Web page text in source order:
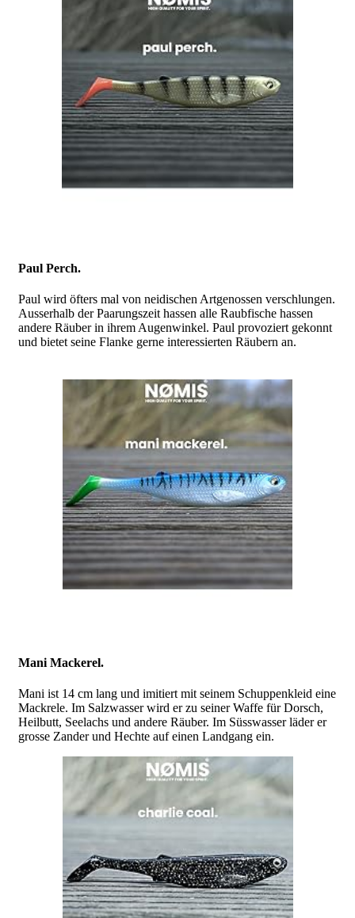
Paul Perch.
Paul wird öfters mal von neidischen Artgenossen verschlungen.
Ausserhalb der Paarungszeit hassen alle Raubfische hassen
andere Räuber in ihrem Augenwinkel. Paul provoziert gekonnt
und bietet seine Flanke gerne interessierten Räubern an.
Mani Mackerel.
Mani ist 14 cm lang und imitiert mit seinem Schuppenkleid eine
Mackrele. Im Salzwasser wird er zu seiner Waffe für Dorsch,
Heilbutt, Seelachs und andere Räuber. Im Süsswasser läder er
grosse Zander und Hechte auf einen Landgang ein.